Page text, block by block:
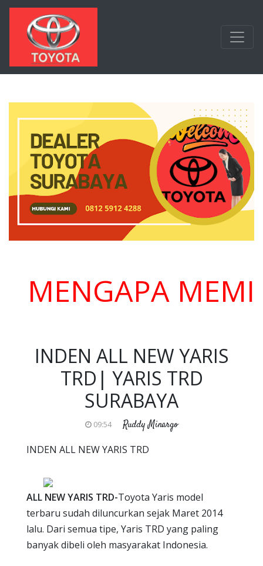
Langsung ke konten utama
MEMILIH
INDEN ALL NEW YARIS
TRD| YARIS TRD
SURABAYA
09:54 Ruddy Minargo
INDEN ALL NEW YARIS TRD
ALL NEW YARIS TRD-Toyota Yaris model
terbaru sudah diluncurkan sejak Maret 2014
lalu. Dari semua tipe, Yaris TRD yang paling
banyak dibeli oleh masyarakat Indonesia.